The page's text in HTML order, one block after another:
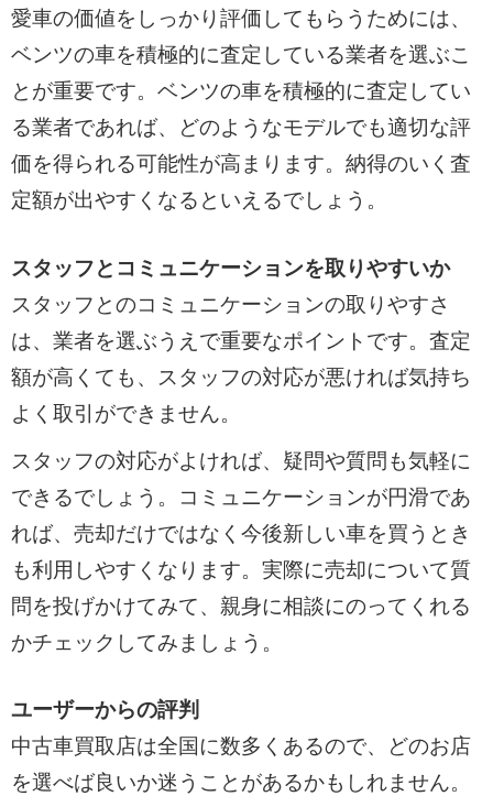
愛車の価値をしっかり評価してもらうためには、
ベンツの車を積極的に査定している業者を選ぶこ
とが重要です。ベンツの車を積極的に査定してい
る業者であれば、どのようなモデルでも適切な評
価を得られる可能性が高まります。納得のいく査
定額が出やすくなるといえるでしょう。
スタッフとコミュニケーションを取りやすいか
スタッフとのコミュニケーションの取りやすさ
は、業者を選ぶうえで重要なポイントです。査定
額が高くても、スタッフの対応が悪ければ気持ち
よく取引ができません。
スタッフの対応がよければ、疑問や質問も気軽に
できるでしょう。コミュニケーションが円滑であ
れば、売却だけではなく今後新しい車を買うとき
も利用しやすくなります。実際に売却について質
問を投げかけてみて、親身に相談にのってくれる
かチェックしてみましょう。
ユーザーからの評判
中古車買取店は全国に数多くあるので、どのお店
を選べば良いか迷うことがあるかもしれません。